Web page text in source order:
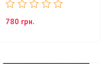
780 грн.